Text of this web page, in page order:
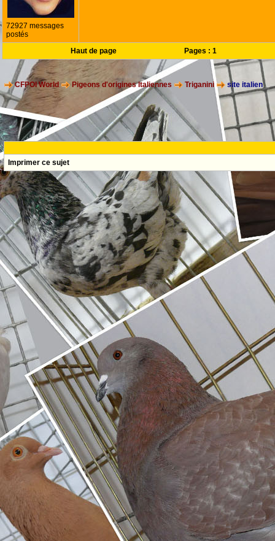
72927 messages
postés
Haut de page Pages : 1
CFPOI World Pigeons d'origines Italiennes Triganini site italien
Imprimer ce sujet